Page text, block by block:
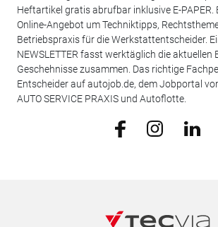
Heftartikel gratis abrufbar inklusive E-
Online-Angebot um Techniktipps,
Betriebspraxis für die Werkstattentscheider.
NEWSLETTER fasst werktäglich die aktuellen
Geschehnisse zusammen. Das richtige
Entscheider auf autojob.de, dem Jobportal
AUTO SERVICE PRAXIS und Autoflotte.